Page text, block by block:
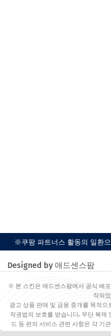
※쿠팡 파트너스 활동의 일환
Designed by 애드센스팜
※ 본 스킨은 애드센스팜에서 공식 배
작되
광고 상품 판매 및 금융 중개를 목적
작권법의 보호를 받습니다. 무단 복제
드 등 편의 서비스 관련 사항은 각 기